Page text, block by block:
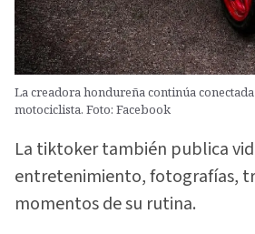
La creadora hondureña continúa
motociclista. Foto: Facebook
La tiktoker también publica
entretenimiento, fotografías,
momentos de su rutina.